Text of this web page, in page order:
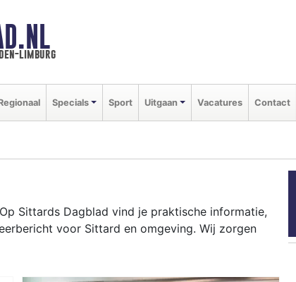
limburg
Specials Sport Uitgaan Vacatures Contact
Sittards Dagblad vind je praktische informatie,
voor Sittard en omgeving. Wij zorgen